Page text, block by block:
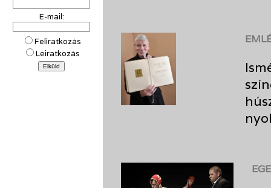
E-mail:
Feliratkozás
Leiratkozás